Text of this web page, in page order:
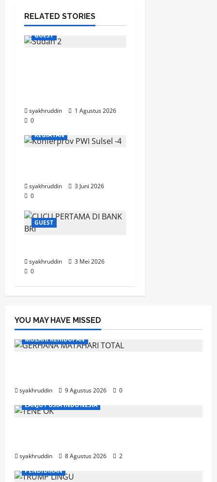
RELATED STORIES
GUEST
syakhruddin
1 Agustus 2026
0
KEGIATAN
syakhruddin
3 Juni 2026
0
GUEST
syakhruddin
3 Mei 2026
0
YOU MAY HAVE MISSED
MOZAIK KEHIDUPAN
syakhruddin 9 Agustus 2026
0
LANJUT USIA INDONESIA
syakhruddin 8 Agustus 2026
2
PENDIDIKAN